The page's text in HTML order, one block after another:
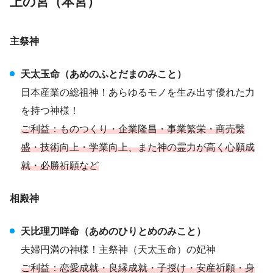
主祭神
天太玉命（あめのふとだまのみこと）
日本産業の総祖神！あらゆるモノを生み出す優れた力
を持つ神様！
ご利益：ものつくり・企業隆昌・事業繁栄・商売繫
盛・技術向上・学業向上、また神の霊力が高く心願成
就・必勝祈願など
相殿神
天比理刀咩命（あめのひりとめのみこと）
夫婦円満の神様！主祭神（天太玉命）の妃神
ご利益：恋愛成就・良縁成就・子授け・安産祈願・身